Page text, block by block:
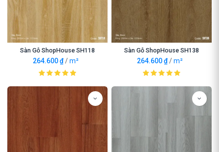
Sàn Gỗ ShopHouse SH118
264.600₫ /m²
Sàn Gỗ ShopHouse SH138
264.600₫ /m²